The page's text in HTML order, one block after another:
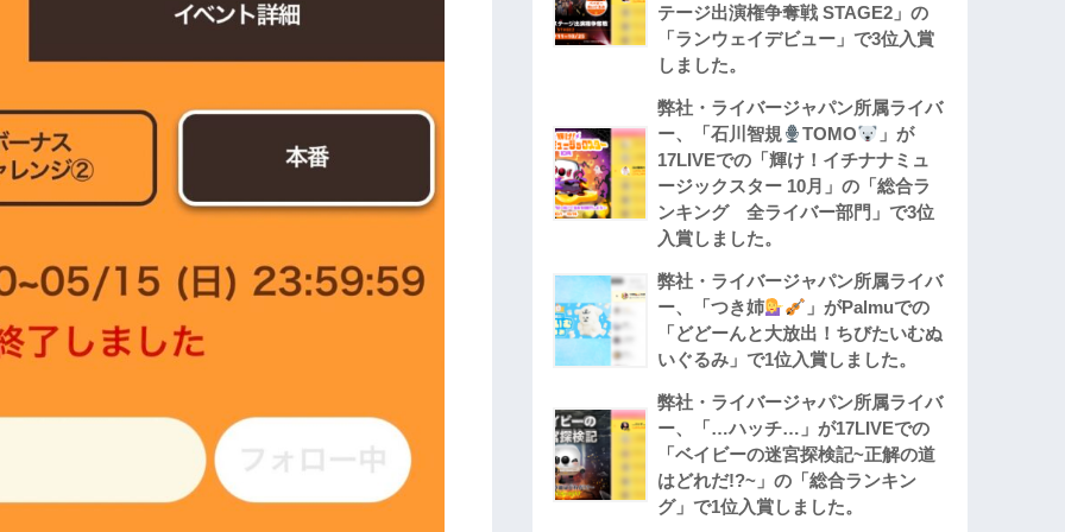
テージ出演権争奪戦 STAGE2」の
「ランウェイデビュー」で3位入賞
しました。
弊社・ライバージャパン所属ライバ
ー、「石川智規
TOMO
」が
17LIVEでの「輝け！イチナナミュ
ージックスター 10月」の「総合ラ
ンキング 全ライバー部門」で3位
入賞しました。
弊社・ライバージャパン所属ライバ
ー、「つき姉
」がPalmuでの
「どどーんと大放出！ちびたいむぬ
いぐるみ」で1位入賞しました。
弊社・ライバージャパン所属ライバ
ー、「…ハッチ…」が17LIVEでの
「ベイビーの迷宮探検記~正解の道
はどれだ!?~」の「総合ランキン
グ」で1位入賞しました。